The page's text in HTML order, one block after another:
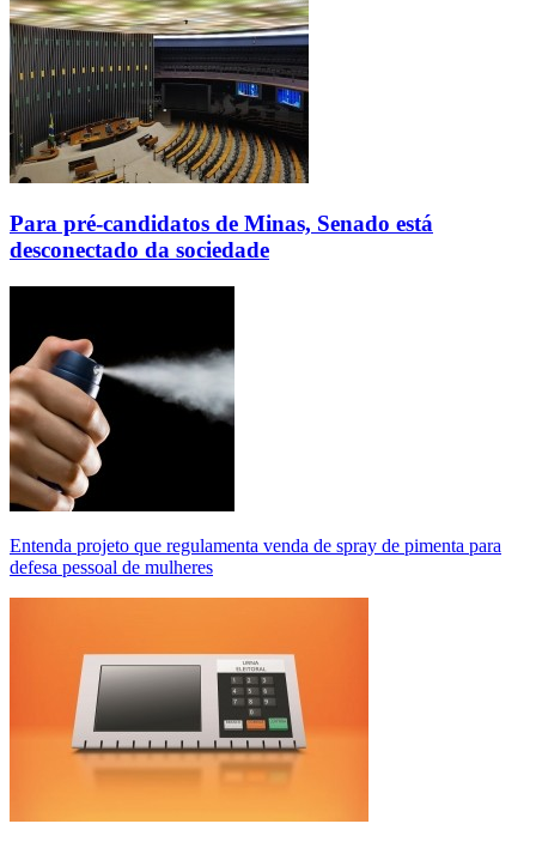
Para pré-candidatos de Minas, Senado está
desconectado da sociedade
Entenda projeto que regulamenta venda de spray de pimenta para
defesa pessoal de mulheres